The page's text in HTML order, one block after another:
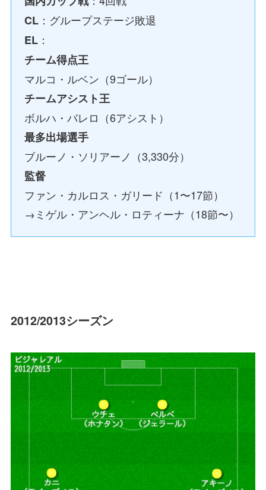
CL ：グループステージ敗退
EL ：
チーム得点王
マルコ・ルベン（9ゴール）
チームアシスト王
ボルハ・バレロ（6アシスト）
最多出場選手
ブルーノ・ソリアーノ（3,330分）
監督
ファン・カルロス・ガリード（1〜17節）
→ミゲル・アンヘル・ロティーナ（18節〜）
2012/2013シーズン